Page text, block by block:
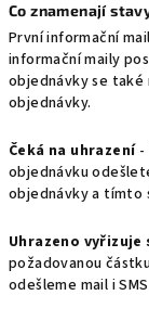
Co znamenají
První informační
informační maily
objednávky se
objednávky.
Čeká na uhrazení-
objednávku
objednávky a tímto
Uhrazeno vyřizuje
požadovanou
odešleme mail i